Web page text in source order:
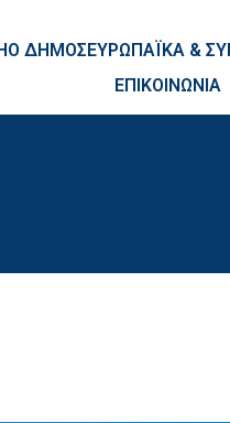
Ο ΔΗΜΟΣΕΥΡΩΠΑΪΚΑ &
ΕΠΙΚΟΙΝΩΝΙΑ